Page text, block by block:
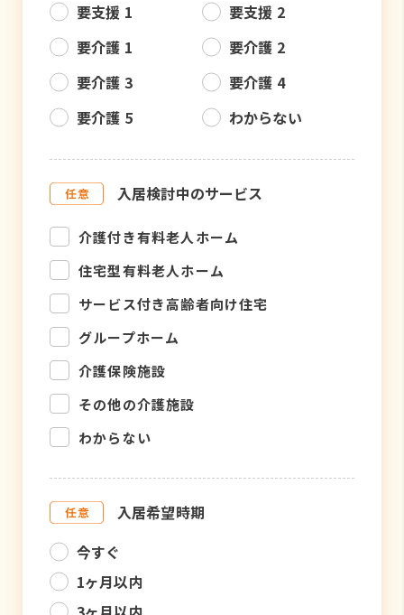
要支援 1
要支援 2
要介護 1
要介護 2
要介護 3
要介護 4
要介護 5
わからない
入居検討中のサービス
介護付き有料老人ホーム
住宅型有料老人ホーム
サービス付き高齢者向け住宅
グループホーム
介護保険施設
その他の介護施設
わからない
入居希望時期
今すぐ
1ヶ月以内